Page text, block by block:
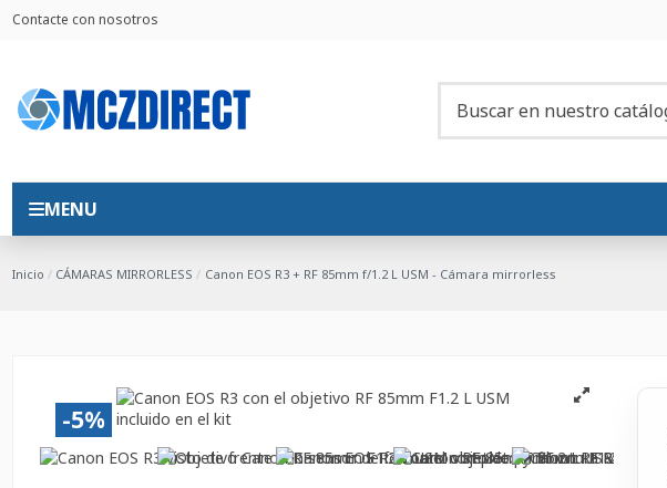
Contacte con nosotros
MENU
Inicio CÁMARAS MIRRORLESS Canon EOS R3 + RF 85mm f/1.2 L USM - Cámara mirrorless
-5%